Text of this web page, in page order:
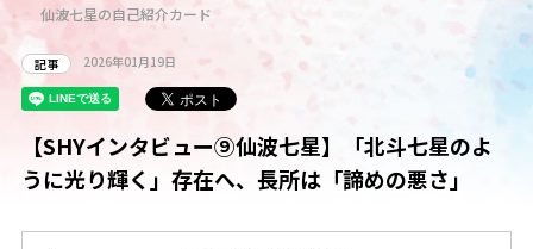
仙波七星の自己紹介カード
記事 2026年01月19日
【SHYインタビュー⑨仙波七星】「北斗七星のよ
うに光り輝く」存在へ、長所は「諦めの悪さ」